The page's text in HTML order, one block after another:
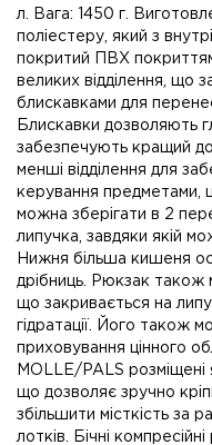
л. Вага: 1450 г.
поліестеру, який з
покритий ПВХ
великих відділення, що
блискавками для
Блискавки дозволяють
забезпечують кращий
менші відділення для
керування предметами,
можна зберігати в 2
липучка, завдяки якій
Нижня більша кишеня
дрібниць. Рюкзак також
що закривається на
гідратації. Його також
приховування цінного
MOLLE/PALS розміщені
що дозволяє зручно
збільшити місткість за
лотків. Бічні